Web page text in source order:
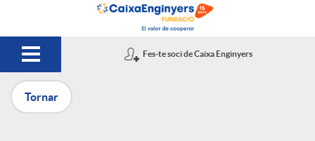
Fes-te soci de Caixa Enginyers
Tornar